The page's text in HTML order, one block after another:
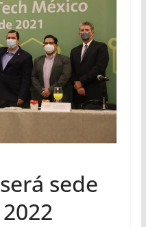
sede